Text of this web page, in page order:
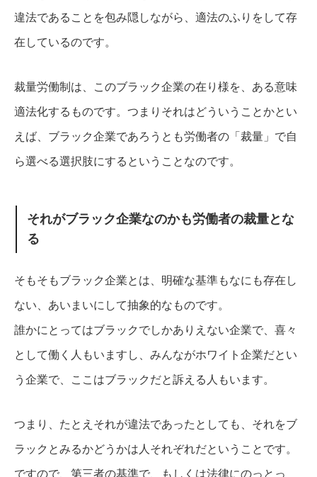
違法であることを包み隠しながら、適法のふりをして存
在しているのです。
裁量労働制は、このブラック企業の在り様を、ある意味
適法化するものです。 つまりそれはどういうことかとい
えば、ブラック企業であろうとも労働者の「裁量」で自
ら選べる選択肢にするということなのです。
それがブラック企業なのかも労働者の裁量とな
る
そもそもブラック企業とは、明確な基準もなにも存在し
ない、あいまいにして抽象的なものです。
誰かにとってはブラックでしかありえない企業で、喜々
として働く人もいますし、みんながホワイト企業だとい
う企業で、ここはブラックだと訴える人もいます。
つまり、たとえそれが違法であったとしても、それをブ
ラックとみるかどうかは人それぞれだということです。
ですので、第三者の基準で、もしくは法律にのっとっ